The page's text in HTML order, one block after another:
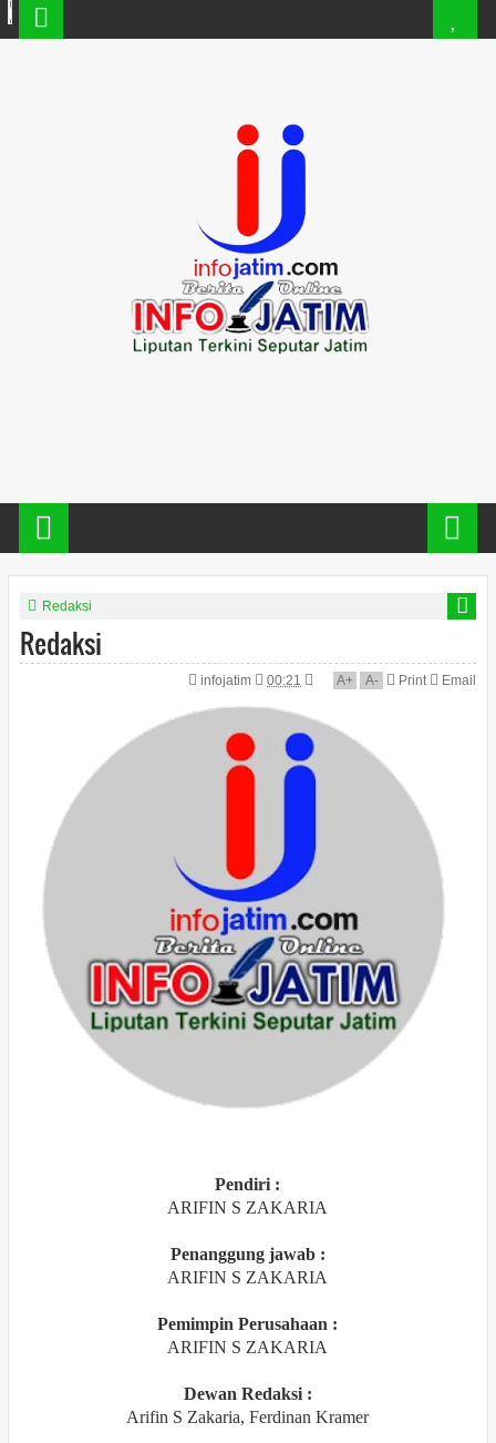
Redaksi
Redaksi
infojatim 00:21 A+ A- Print Email
Pendiri :
ARIFIN S ZAKARIA
Penanggung jawab :
ARIFIN S ZAKARIA
Pemimpin Perusahaan :
ARIFIN S ZAKARIA
Dewan Redaksi :
Arifin S Zakaria, Ferdinan Kramer